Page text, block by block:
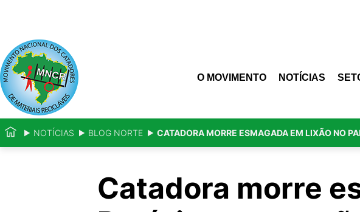
O MOVIMENTO NOTÍCIAS
NOTÍCIAS BLOG NORTE CATADORA MORRE ESMAGADA EM LIXÃO NO
Catadora morre